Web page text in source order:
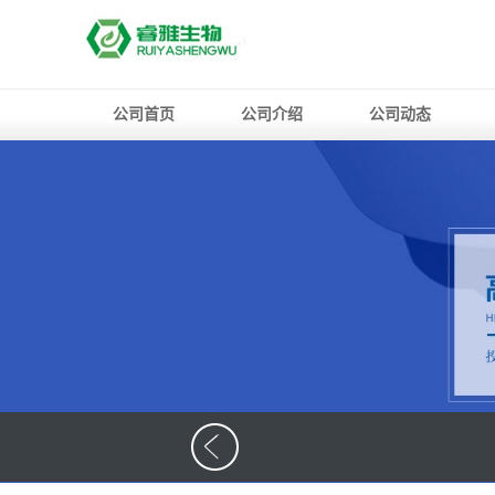
公司首页 公司介绍 公司动态